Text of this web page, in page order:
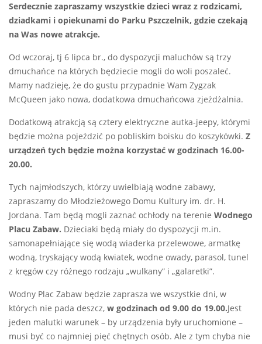
Serdecznie zapraszamy wszystkie dzieci wraz z rodzicami,
dziadkami i opiekunami do Parku Pszczelnik, gdzie czekają
na Was nowe atrakcje.
Od wczoraj, tj 6 lipca br., do dyspozycji maluchów są trzy
dmuchańce na których będziecie mogli do woli poszaleć.
Mamy nadzieję, że do gustu przypadnie Wam Zygzak
McQueen jako nowa, dodatkowa dmuchańcowa zjeżdżalnia.
Dodatkową atrakcją są cztery elektryczne autka-jeepy, którymi
będzie można pojeździć po pobliskim boisku do koszykówki. Z
urządzeń tych będzie można korzystać w godzinach 16.00-
20.00.
Tych najmłodszych, którzy uwielbiają wodne zabawy,
zapraszamy do Młodzieżowego Domu Kultury im. dr. H.
Jordana. Tam będą mogli zaznać ochłody na terenie Wodnego
Placu Zabaw. Dzieciaki będą miały do dyspozycji m.in.
samonapełniające się wodą wiaderka przelewowe, armatkę
wodną, tryskający wodą kwiatek, wodne owady, parasol, tunel
z kręgów czy różnego rodzaju „wulkany” i „galaretki”.
Wodny Plac Zabaw będzie zaprasza we wszystkie dni, w
których nie pada deszcz, w godzinach od 9.00 do 19.00.Jest
jeden malutki warunek – by urządzenia były uruchomione –
musi być co najmniej pięć chętnych osób. Ale z tym chyba nie